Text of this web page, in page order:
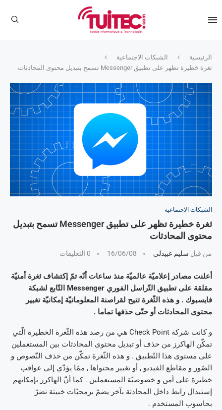
الرئيسية
الشبكات الاجتماعية
ثغرة خطيرة تظهر على تطبيق Messenger تسمح بتبديل محتوى المحادثات
الشبكات الاجتماعية
ثغرة خطيرة تظهر على تطبيق Messenger تسمح بتبديل
محتوى المحادثات
من قبل سليم عبيدلي 16/06/08 0 التعليقات
أعلنت مصادر إعلاميّة عالميّة منذ ساعات أنّه تمّ إكتشاف ثغرة أمنيّة
مقلقة على تطبيق التّراسل الفوري Messenger التّابع لشبكة
فايسبوك . و هذه الثّغرة تتيح لقراصنة المعلوماتيّة إمكانيّة تغيير
محتوى المحادثات أو حتّى حذفها تماما .
و كانت شركة Check Point هي من رصد هذه الثّغرة الخطيرة الّتي
تمكّن الهاكرز من حذف أو تبديل محتوى المحادثات بين المستعملين
على مستوى هذا التّطبيق . و هذه الثّغرة تمكّن من حذف النّصوص و
الصّور و مقاطع الفيديو , أو تغيير محتواها , ممّا يؤدّي إلى عواقب
خطيرة على أمن و خصوصيّة المستعملين . كما أنّ الهاكرز بإمكانهم
إستبدال رابط داخل المحادثة بآخر يضمّ برمجيّات خبيثة تضرّ
بحاسوب المستخدم .